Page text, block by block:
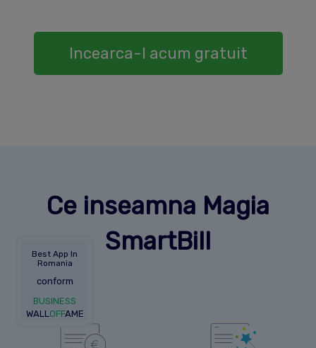
Best App In
Romania
conform
BUSINESS
WALL OFFAME
Incearca-l acum gratuit
Ce inseamna Magia
SmartBill